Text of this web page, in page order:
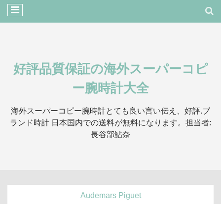
好評品質保証の海外スーパーコピ
ー腕時計大全
海外スーパーコピー腕時計とても良い言い伝え、好評.ブ
ランド時計 日本国内での送料が無料になります。担当者:
長谷部鮎奈
Audemars Piguet